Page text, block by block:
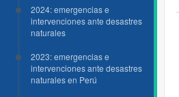
2024: emergencias e
intervenciones ante desastres
naturales
2023: emergencias e
intervenciones ante desastres
naturales en Perú